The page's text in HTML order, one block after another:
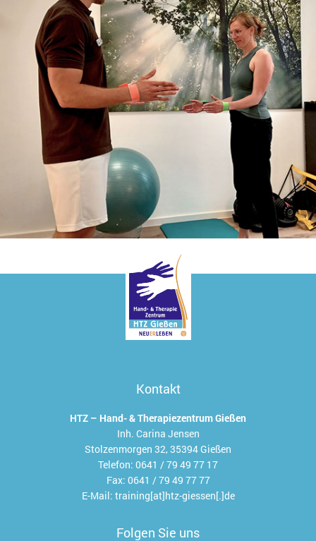
Kontakt
HTZ – Hand- & Therapiezentrum Gießen
Inh. Carina Jensen
Stolzenmorgen 32, 35394 Gießen
Telefon: 0641 / 79 49 77 17
Fax: 0641 / 79 49 77 77
E-Mail: training[at]htz-giessen[.]de
Folgen Sie uns